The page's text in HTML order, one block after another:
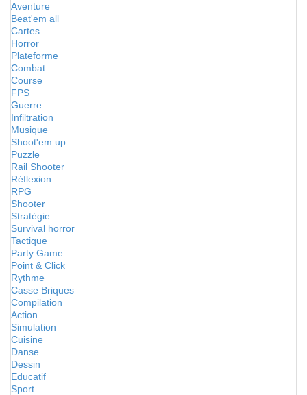
Aventure
Beat'em all
Cartes
Horror
Plateforme
Combat
Course
FPS
Guerre
Infiltration
Musique
Shoot'em up
Puzzle
Rail Shooter
Réflexion
RPG
Shooter
Stratégie
Survival horror
Tactique
Party Game
Point & Click
Rythme
Casse Briques
Compilation
Action
Simulation
Cuisine
Danse
Dessin
Educatif
Sport